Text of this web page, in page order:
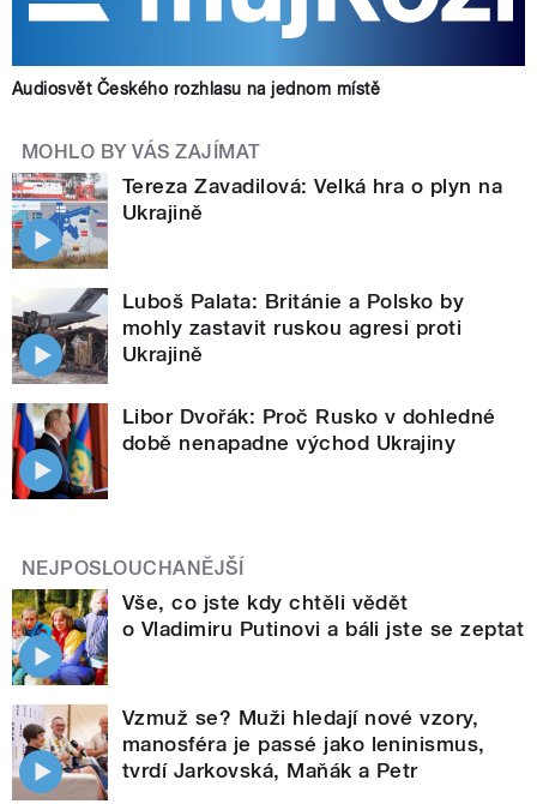
Audiosvět Českého rozhlasu na jednom místě
MOHLO BY VÁS ZAJÍMAT
Tereza Zavadilová: Velká hra o plyn na
Ukrajině
Luboš Palata: Británie a Polsko by
mohly zastavit ruskou agresi proti
Ukrajině
Libor Dvořák: Proč Rusko v dohledné
době nenapadne východ Ukrajiny
NEJPOSLOUCHANĚJŠÍ
Vše, co jste kdy chtěli vědět
o Vladimiru Putinovi a báli jste se zeptat
Vzmuž se? Muži hledají nové vzory,
manosféra je passé jako leninismus,
tvrdí Jarkovská, Maňák a Petr